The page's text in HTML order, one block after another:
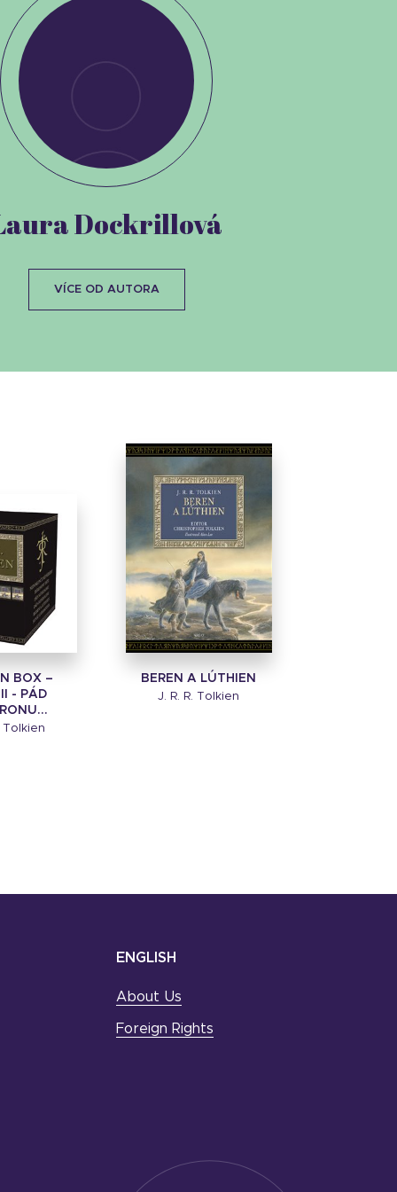
Dockrillová
VÍCE OD AUTORA
BOX –
- PÁD
Tolkien
BEREN A LÚTHIEN
J. R. R. Tolkien
ENGLISH
About Us
Foreign Rights